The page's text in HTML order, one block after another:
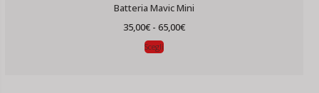
Batteria Mavic Mini
35,00€ - 65,00€Fascia
Scegli